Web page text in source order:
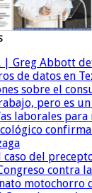
| Greg Abbott
de datos en
sobre el
pero es
laborales
caso del
contra
motochorro